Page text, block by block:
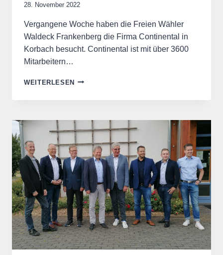
28. November 2022
Vergangene Woche haben die Freien Wähler
Waldeck Frankenberg die Firma Continental in
Korbach besucht. Continental ist mit über 3600
Mitarbeitern…
WEITERLESEN FREIE
BEI